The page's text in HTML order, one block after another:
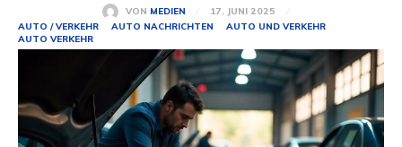
VON MEDIEN
17. JUNI 2025
AUTO / VERKEHR
AUTO NACHRICHTEN
AUTO UND VERKEHR
AUTO VERKEHR